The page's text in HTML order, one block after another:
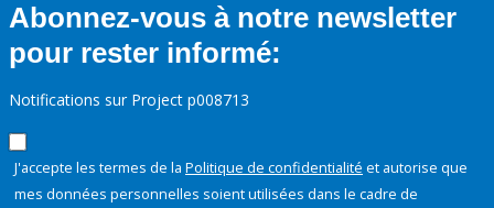
Abonnez-vous à notre newsletter
pour rester informé:
Notifications sur Project p008713
J'accepte les termes de la Politique de confidentialité et autorise que
mes données personnelles soient utilisées dans le cadre de